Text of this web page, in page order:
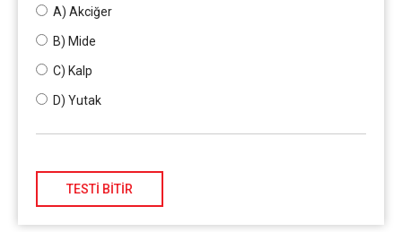
A) Akciğer
B) Mide
C) Kalp
D) Yutak